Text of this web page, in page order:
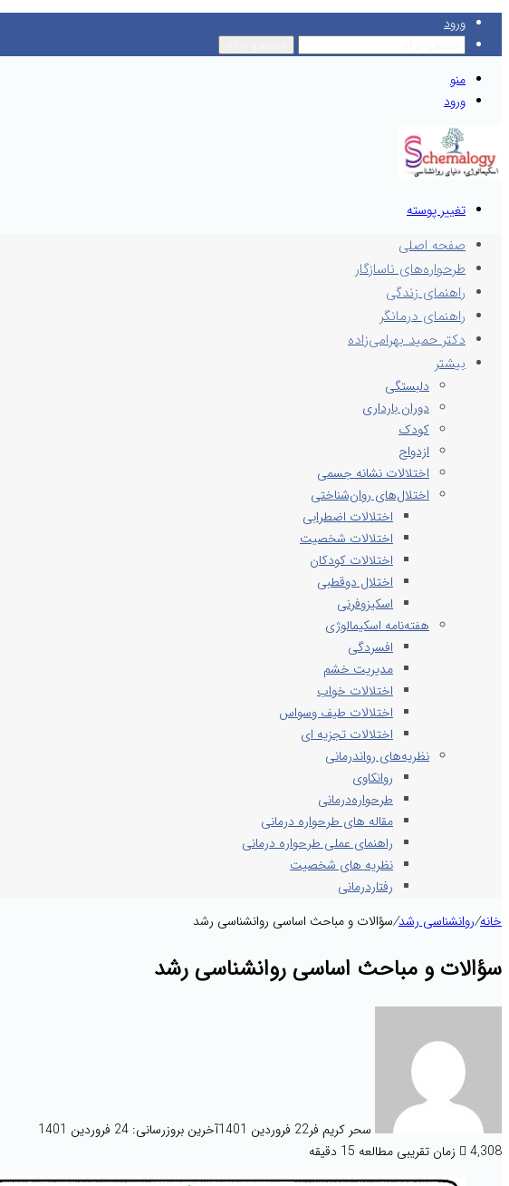
ورود
منو
ورود
تغییر پوسته
صفحه اصلی
طرحواره‌های ناسازگار
راهنمای زندگی
راهنمای درمانگر
دکتر حمید بهرامی‌زاده
بیشتر
دلبستگی
دوران بارداری
کودک
ازدواج
اختلالات نشانه جسمی
اختلال‌های روان‌شناختی
اختلالات اضطرابی
اختلالات شخصیت
اختلالات کودکان
اختلال دوقطبی
اسکیزوفرنی
هفته‌نامه اسکیمالوژی
افسردگی
مدیریت خشم
اختلالات خواب
اختلالات طیف وسواس
اختلالات تجزیه ای
نظریه‌های رواندرمانی
روانکاوی
طرحواره‌درمانی
مقاله های طرحواره درمانی
راهنمای عملی طرحواره درمانی
نظریه های شخصیت
رفتاردرمانی
خانه/روانشناسی رشد/سؤالات و مباحث اساسی روانشناسی رشد
سؤالات و مباحث اساسی روانشناسی رشد
سحر کریم فر22 فروردین 1401
آخرین بروزرسانی: 24 فروردین 1401
4,308
زمان تقریبی مطالعه 15 دقیقه